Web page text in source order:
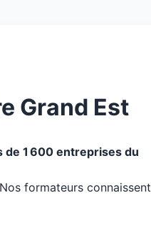
Grand Est
de 1 600 entreprises du
formateurs connaissent